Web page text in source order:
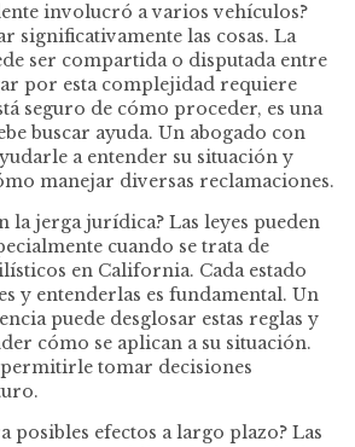
involucró a varios vehículos?
significativamente las cosas. La
ser compartida o disputada entre
por esta complejidad requiere
seguro de cómo proceder, es una
buscar ayuda. Un abogado con
a entender su situación y
manejar diversas reclamaciones.
la jerga jurídica? Las leyes pueden
cuando se trata de
en California. Cada estado
y entenderlas es fundamental. Un
puede desglosar estas reglas y
cómo se aplican a su situación.
tomar decisiones
posibles efectos a largo plazo? Las